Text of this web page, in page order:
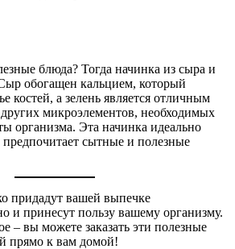
блюда? Тогда начинка из сыра и
обогащен кальцием, который
костей, а зелень является отличным
микроэлементов, необходимых
организма. Эта начинка идеально
предпочитает сытные и полезные
придадут вашей выпечке
и принесут пользу вашему организму.
– вы можете заказать эти полезные
прямо к вам домой!